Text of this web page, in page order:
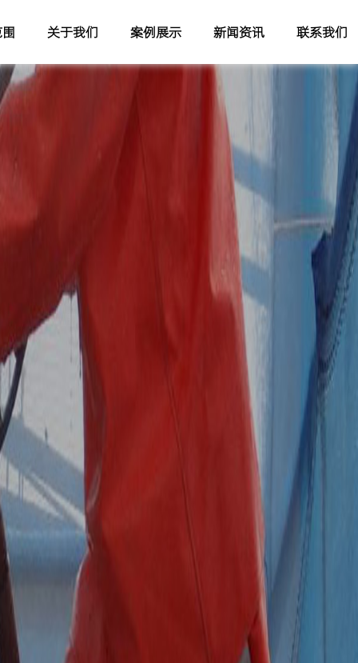
关于我们 案例展示 新闻资讯 联系我们